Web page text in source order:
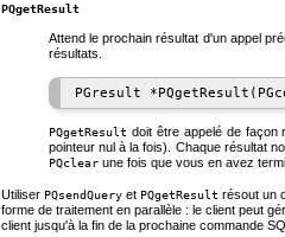
PQgetResult
Attend le prochain résultat d'un appel
résultats.
PQgetResult doit être appelé de façon
pointeur nul à la fois). Chaque résultat
PQclear une fois que vous en avez
Utiliser PQsendQuery et PQgetResult résout un
forme de traitement en parallèle : le client peut
client jusqu'à la fin de la prochaine commande